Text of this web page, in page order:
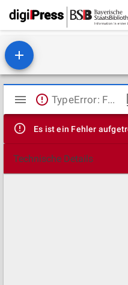
Mirador
Viewer
TypeError: Failed to fetch
Es ist ein Fehler
Technische Details